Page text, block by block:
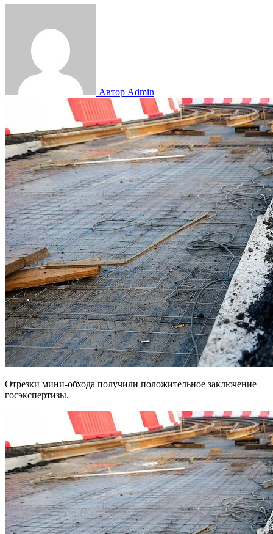
Автор Admin
Отрезки мини-обхода получили положительное заключение
госэкспертизы.